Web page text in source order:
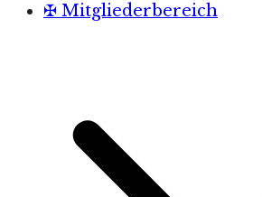
✠ Mitgliederbereich